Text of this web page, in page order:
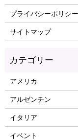
プライバシーポリシー
サイトマップ
アメリカ
アルゼンチン
イタリア
イベント